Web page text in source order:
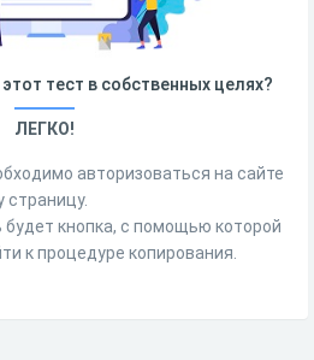
тест в собственных целях?
ЛЕГКО!
авторизоваться на сайте
страницу.
будет кнопка, с помощью которой
к процедуре копирования.